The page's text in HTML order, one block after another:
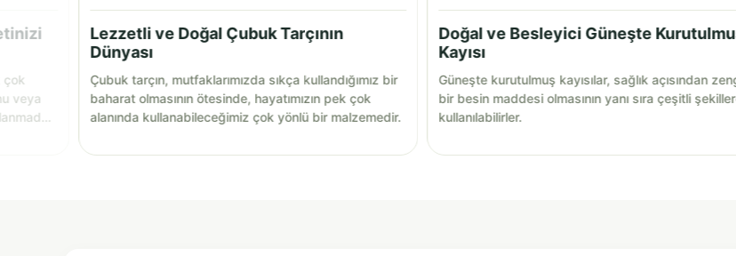
çok
veya
Lezzetli ve Doğal Çubuk Tarçının
Dünyası
Çubuk tarçın, mutfaklarımızda sıkça kullandığımız bir
baharat olmasının ötesinde, hayatımızın pek çok
alanında kullanabileceğimiz çok yönlü bir malzemedir.
Doğal ve Besleyici Güneşte
Kayısı
Güneşte kurutulmuş kayısılar, sağlık açısından
bir besin maddesi olmasının yanı sıra çeşitli
kullanılabilirler.